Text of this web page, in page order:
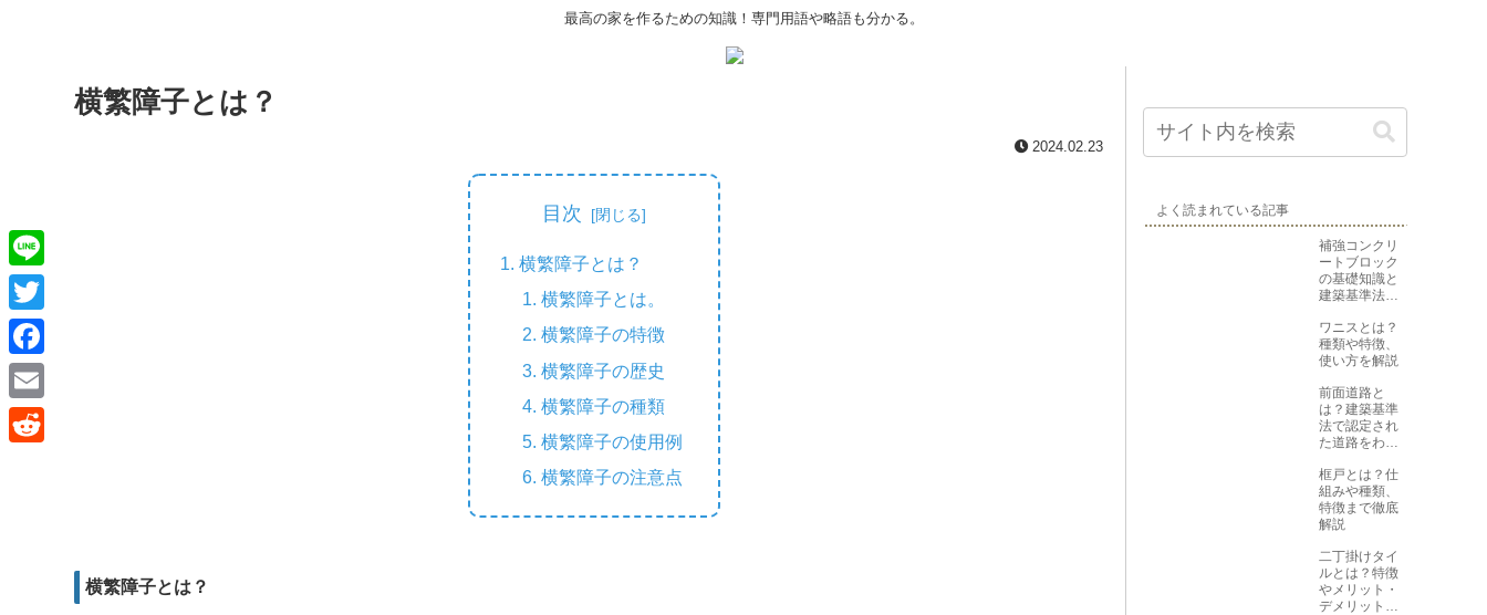
最高の家を作るための知識！専門用語や略語も分かる。
横繁障子とは？
2024.02.23
目次
横繁障子とは？
横繁障子とは。
横繁障子の特徴
横繁障子の歴史
横繁障子の種類
横繁障子の使用例
横繁障子の注意点
横繁障子とは？
よく読まれている記事
補強コンクリ
ートブロック
の基礎知識と
建築基準法上
ワニスとは？
種類や特徴、
使い方を解説
前面道路と
は？建築基準
法で認定され
た道路をわか
框戸とは？仕
組みや種類、
特徴まで徹底
解説
二丁掛けタイ
ルとは？特徴
やメリット・
デメリットを
L
i
n
e
T
w
i
t
F
a
c
E